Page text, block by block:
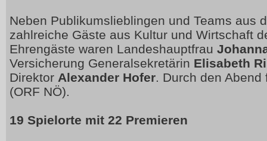
Neben Publikumslieblingen und Teams aus
zahlreiche Gäste aus Kultur und Wirtschaft
Ehrengäste waren Landeshauptfrau
Versicherung Generalsekretärin Elisabeth
Direktor Alexander Hofer. Durch den Abend
(ORF NÖ).
19 Spielorte mit 22 Premieren